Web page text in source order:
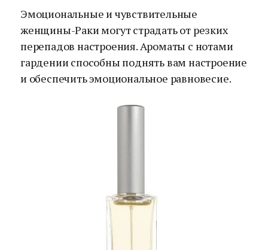
Эмоциональные и чувствительные
женщины-Раки могут страдать от резких
перепадов настроения. Ароматы с нотами
гардении способны поднять вам настроение
и обеспечить эмоциональное равновесие.